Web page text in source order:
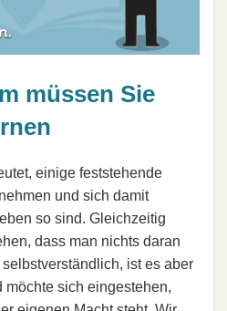
müssen Sie
einige feststehende
und sich damit
so sind. Gleichzeitig
dass man nichts daran
ist es aber
möchte sich eingestehen,